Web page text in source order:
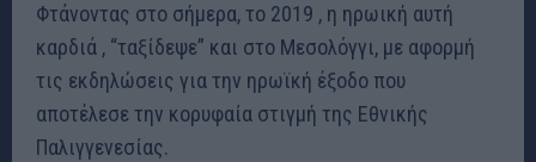
Φτάνοντας στο σήμερα, το 2019 , η ηρωική αυτή
καρδιά , “ταξίδεψε” και στο Μεσολόγγι, με αφορμή
τις εκδηλώσεις για την ηρωϊκή έξοδο που
αποτέλεσε την κορυφαία στιγμή της Εθνικής
Παλιγγενεσίας.